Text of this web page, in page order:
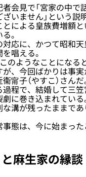
会見で「宮家の中で話
いません」という
による皇族費増額
。
応に、かつて昭和天
唱える。
のようなことにな
、今回ばかりは事
甯子（やすこ）さん
程で、結婚して三笠
に巻き込まれてい
溝が残ったままで
態は、今に始まった
と麻生家の縁談